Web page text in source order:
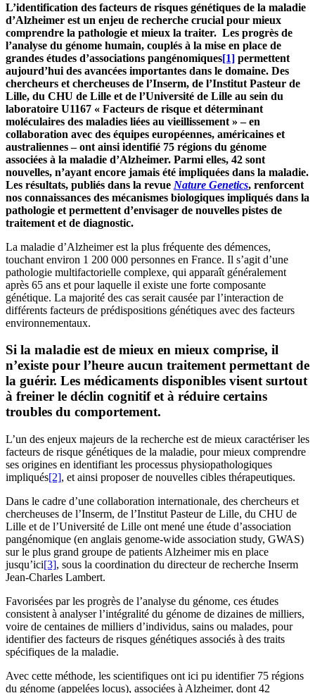
L’identification des facteurs de risques génétiques de la maladie
d’Alzheimer est un enjeu de recherche crucial pour mieux
comprendre la pathologie et mieux la traiter. Les progrès de
l’analyse du génome humain, couplés à la mise en place de
grandes études d’associations pangénomiques[1] permettent
aujourd’hui des avancées importantes dans le domaine. Des
chercheurs et chercheuses de l’Inserm, de l’Institut Pasteur de
Lille, du CHU de Lille et de l’Université de Lille au sein du
laboratoire U1167 « Facteurs de risque et déterminant
moléculaires des maladies liées au vieillissement » – en
collaboration avec des équipes européennes, américaines et
australiennes – ont ainsi identifié 75 régions du génome
associées à la maladie d’Alzheimer. Parmi elles, 42 sont
nouvelles, n’ayant encore jamais été impliquées dans la maladie.
Les résultats, publiés dans la revue Nature Genetics, renforcent
nos connaissances des mécanismes biologiques impliqués dans la
pathologie et permettent d’envisager de nouvelles pistes de
traitement et de diagnostic.
La maladie d’Alzheimer est la plus fréquente des démences,
touchant environ 1 200 000 personnes en France. Il s’agit d’une
pathologie multifactorielle complexe, qui apparaît généralement
après 65 ans et pour laquelle il existe une forte composante
génétique. La majorité des cas serait causée par l’interaction de
différents facteurs de prédispositions génétiques avec des facteurs
environnementaux.
Si la maladie est de mieux en mieux comprise, il
n’existe pour l’heure aucun traitement permettant de
la guérir. Les médicaments disponibles visent surtout
à freiner le déclin cognitif et à réduire certains
troubles du comportement.
L’un des enjeux majeurs de la recherche est de mieux caractériser les
facteurs de risque génétiques de la maladie, pour mieux comprendre
ses origines en identifiant les processus physiopathologiques
impliqués[2], et ainsi proposer de nouvelles cibles thérapeutiques.
Dans le cadre d’une collaboration internationale, des chercheurs et
chercheuses de l’Inserm, de l’Institut Pasteur de Lille, du CHU de
Lille et de l’Université de Lille ont mené une étude d’association
pangénomique (en anglais genome-wide association study, GWAS)
sur le plus grand groupe de patients Alzheimer mis en place
jusqu’ici[3], sous la coordination du directeur de recherche Inserm
Jean-Charles Lambert.
Favorisées par les progrès de l’analyse du génome, ces études
consistent à analyser l’intégralité du génome de dizaines de milliers,
voire de centaines de milliers d’individus, sains ou malades, pour
identifier des facteurs de risques génétiques associés à des traits
spécifiques de la maladie.
Avec cette méthode, les scientifiques ont ici pu identifier 75 régions
du génome (appelées locus), associées à Alzheimer, dont 42